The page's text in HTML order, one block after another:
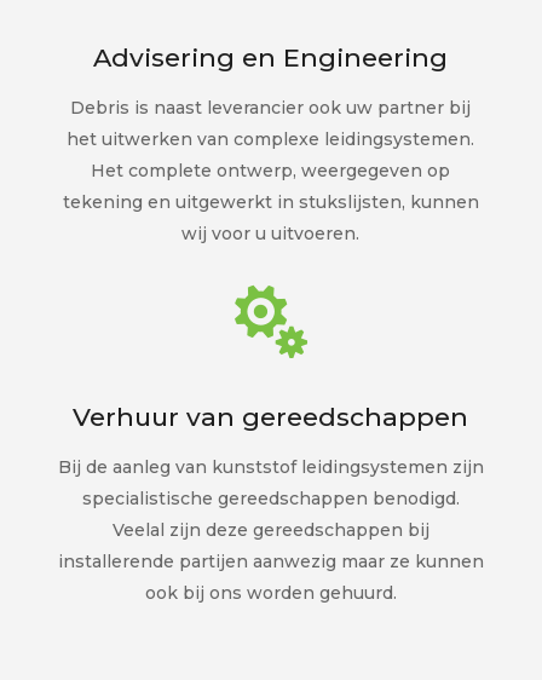
Advisering en Engineering
Debris is naast leverancier ook uw partner bij
het uitwerken van complexe leidingsystemen.
Het complete ontwerp, weergegeven op
tekening en uitgewerkt in stukslijsten, kunnen
wij voor u uitvoeren.

Verhuur van gereedschappen
Bij de aanleg van kunststof leidingsystemen zijn
specialistische gereedschappen benodigd.
Veelal zijn deze gereedschappen bij
installerende partijen aanwezig maar ze kunnen
ook bij ons worden gehuurd.